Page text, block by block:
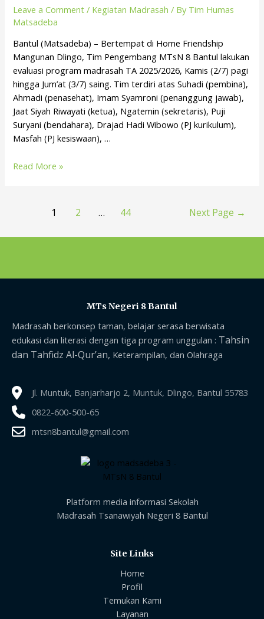
Leave a Comment / Kegiatan Madrasah / By Tim Humas
Matsadeba
Bantul (Matsadeba) – Bertempat di Home Friendship
Mangunan Dlingo, Tim Pengembang MTsN 8 Bantul lakukan
evaluasi program madrasah TA 2025/2026, Kamis (2/7) pagi
hingga Jum’at (3/7) saing. Tim terdiri atas Suhadi (pembina),
Ahmadi (penasehat), Imam Syamroni (penanggung jawab),
Jaat Siyah Riwayati (ketua), Ngatemin (sekretaris), Puji
Suryani (bendahara), Drajad Hadi Wibowo (PJ kurikulum),
Masfah (PJ kesiswaan), …
Read More »
1 2 … 44 Next Page →
MTs Negeri 8 Bantul
Madrasah berkonsep taman, belajar serasa berwisata
edukasi dan literasi dengan tiga program unggulan : Tahsin
dan Tahfidz Al-Qur’an, Keterampilan, dan Olahraga
Jl. Muntuk, Banjarharjo 2, Muntuk, Dlingo, Bantul 55783
0822-600-500-65
mtsn8bantul@gmail.com
Platform media informasi Sekolah
Madrasah Tsanawiyah Negeri 8 Bantul
Site Links
Home
Profil
Temukan Kami
Layanan